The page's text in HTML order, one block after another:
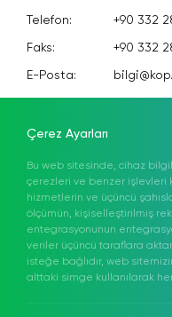
Telefon:
+90 332
Faks:
+90 332
E-Posta:
KEP:
Anasayfa
Elektronik
Çerez Ayarları
Bu web sitesinde, cihaz
çerezleri ve benzer işlevleri
hizmetlerin ve üçüncü
ölçümün, kişiselleştirilmiş
entegrasyonunun
veriler üçüncü taraflara
isteğe bağlıdır, web
alttaki simge kullanılarak